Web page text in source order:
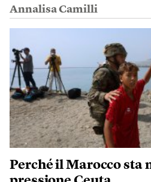
Annalisa Camilli
Perché il Marocco sta